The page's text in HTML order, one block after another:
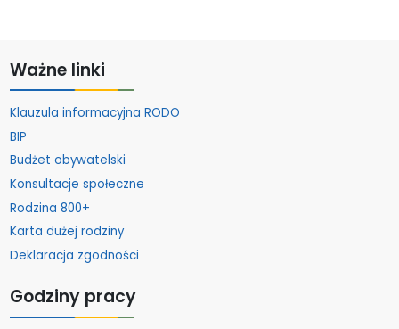
Ważne linki
Klauzula informacyjna RODO
BIP
Budżet obywatelski
Konsultacje społeczne
Rodzina 800+
Karta dużej rodziny
Deklaracja zgodności
Godziny pracy